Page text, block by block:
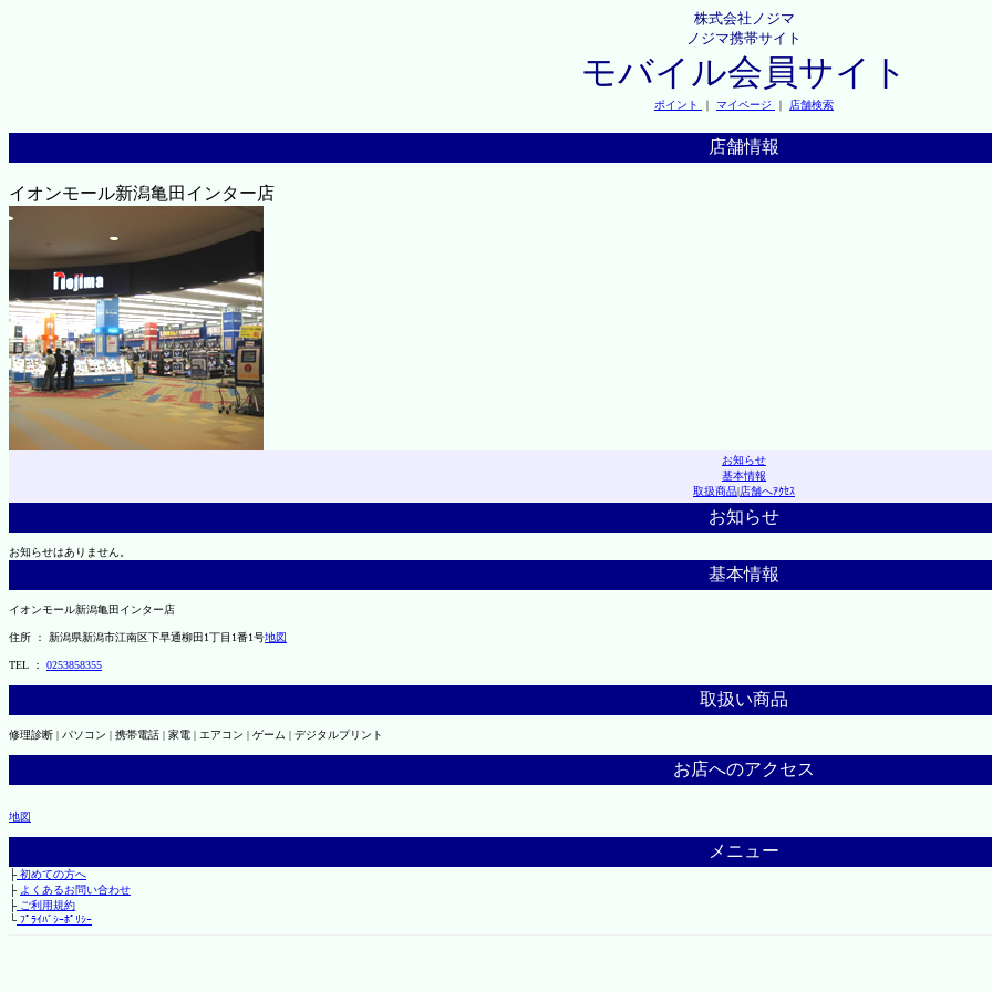
株式会社ノジマ
ノジマ携帯サイト
モバイル会員サイト
ポイント ｜ マイページ ｜ 店舗検索
店舗情報
イオンモール新潟亀田インター店
お知らせ
基本情報
取扱商品|店舗へｱｸｾｽ
お知らせ
お知らせはありません。
基本情報
イオンモール新潟亀田インター店
住所 ： 新潟県新潟市江南区下早通柳田1丁目1番1号地図
TEL ： 0253858355
取扱い商品
修理診断 | パソコン | 携帯電話 | 家電 | エアコン | ゲーム | デジタルプリント
お店へのアクセス
地図
メニュー
├初めての方へ
├ よくあるお問い合わせ
├ご利用規約
└ﾌﾟﾗｲﾊﾞｼｰﾎﾟﾘｼｰ